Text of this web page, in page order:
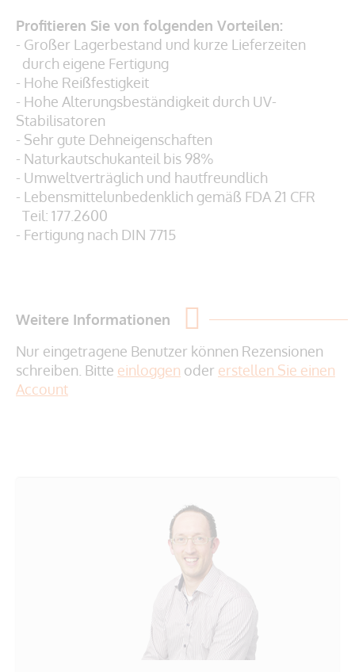
Profitieren Sie von folgenden Vorteilen:
- Großer Lagerbestand und kurze Lieferzeiten
durch eigene Fertigung
- Hohe Reißfestigkeit
- Hohe Alterungsbeständigkeit durch UV-
Stabilisatoren
- Sehr gute Dehneigenschaften
- Naturkautschukanteil bis 98%
- Umweltverträglich und hautfreundlich
- Lebensmittelunbedenklich gemäß FDA 21 CFR
Teil: 177.2600
- Fertigung nach DIN 7715
Weitere Informationen
Nur eingetragene Benutzer können Rezensionen
schreiben. Bitte einloggen oder erstellen Sie einen
Account